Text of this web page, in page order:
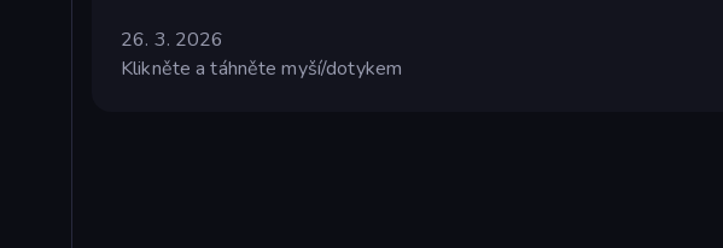
26. 3. 2026
Klikněte a táhněte myší/dotykem